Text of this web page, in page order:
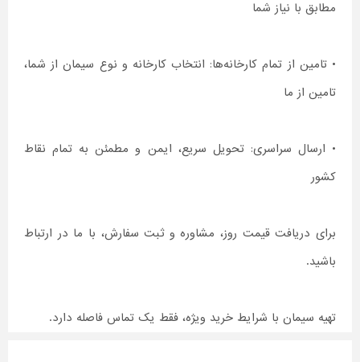
مطابق با نیاز شما
• تامین از تمام کارخانه‌ها: انتخاب کارخانه و نوع سیمان از شما،
تامین از ما
• ارسال سراسری: تحویل سریع، ایمن و مطمئن به تمام نقاط
کشور
برای دریافت قیمت روز، مشاوره و ثبت سفارش، با ما در ارتباط
باشید.
تهیه سیمان با شرایط خرید ویژه، فقط یک تماس فاصله دارد.